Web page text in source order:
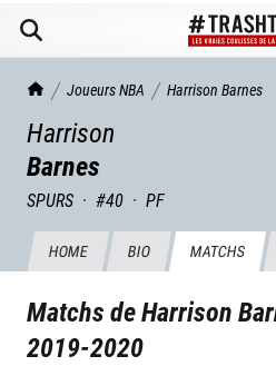
TrashTalk Actu NBA
Joueurs NBA Harrison Barnes
Harrison
Barnes
SPURS · #40 · PF
HOME BIO MATCHS
Matchs deHarrison
2019-2020